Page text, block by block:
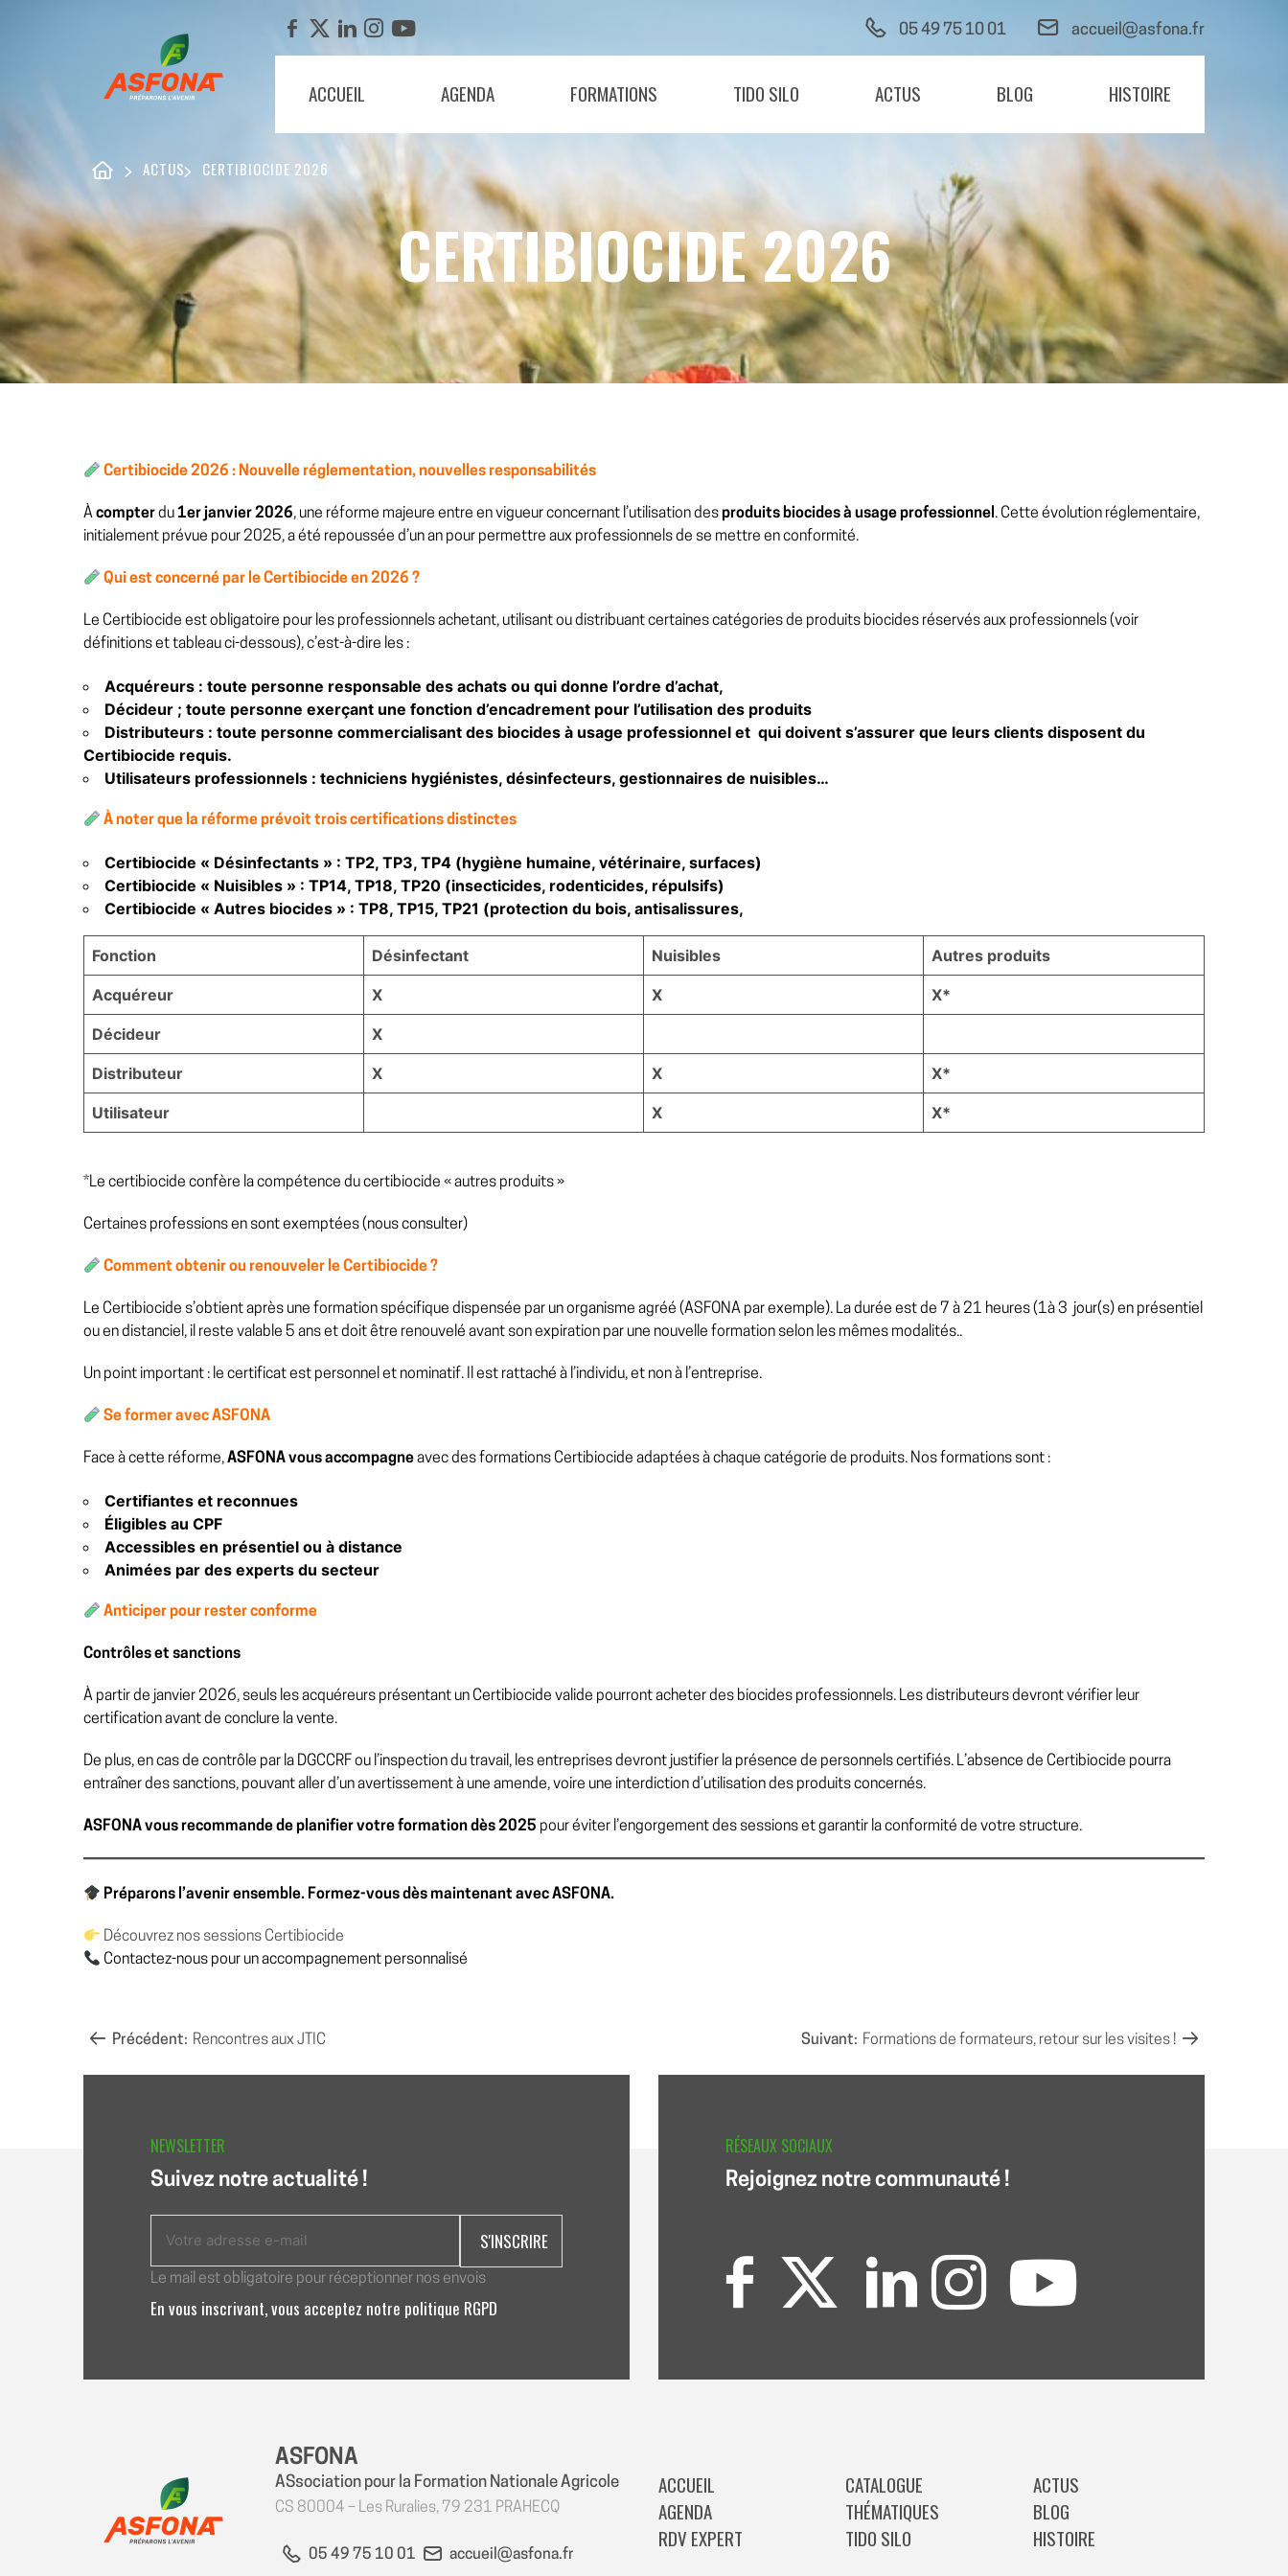
05 49 75 10 01 accueil@asfona.fr
ACCUEIL AGENDA FORMATIONS TIDO SILO ACTUS BLOG HISTOIRE
ACTUS CERTIBIOCIDE 2026
CERTIBIOCIDE 2026
Certibiocide 2026 : Nouvelle réglementation, nouvelles responsabilités
Àcompterdu1er janvier 2026, une réforme majeure entre en vigueur concernant l’utilisation desproduits biocides à usage professionnel . Cette évolution réglementaire,
initialement prévue pour 2025, a été repoussée d’un an pour permettre aux professionnels de se mettre en conformité.
Qui est concerné par le Certibiocide en 2026 ?
Le Certibiocide est obligatoire pour les professionnels achetant, utilisant ou distribuant certaines catégories de produits biocides réservés aux professionnels (voir
définitions et tableau ci-dessous), c’est-à-dire les :
Acquéreurs : toute personne responsable des achats ou qui donne l’ordre d’achat,
Décideur ; toute personne exerçant une fonction d’encadrement pour l’utilisation des produits
Distributeurs : toute personne commercialisant des biocides à usage professionnel et qui doivent s’assurer que leurs clients disposent du
Certibiocide requis.
Utilisateurs professionnels : techniciens hygiénistes, désinfecteurs, gestionnaires de nuisibles…
À noter que la réforme prévoit trois certifications distinctes
Certibiocide « Désinfectants » : TP2, TP3, TP4 (hygiène humaine, vétérinaire, surfaces)
Certibiocide « Nuisibles » : TP14, TP18, TP20 (insecticides, rodenticides, répulsifs)
Certibiocide « Autres biocides » : TP8, TP15, TP21 (protection du bois, antisalissures,
Fonction Désinfectant Nuisibles Autres produits
Acquéreur X X X*
Décideur X
Distributeur X X X*
Utilisateur X X*
*Le certibiocide confère la compétence du certibiocide « autres produits »
Certaines professions en sont exemptées (nous consulter)
Comment obtenir ou renouveler le Certibiocide ?
Le Certibiocide s’obtient après une formation spécifique dispensée par un organisme agréé (ASFONA par exemple). La durée est de 7 à 21 heures (1à 3 jour(s) en présentiel
ou en distanciel, il reste valable 5 ans et doit être renouvelé avant son expiration par une nouvelle formation selon les mêmes modalités..
Un point important : le certificat est personnel et nominatif. Il est rattaché à l’individu, et non à l’entreprise.
Se former avec ASFONA
Face à cette réforme,ASFONA vous accompagneavec des formations Certibiocide adaptées à chaque catégorie de produits. Nos formations sont :
Certifiantes et reconnues
Éligibles au CPF
Accessibles en présentiel ou à distance
Animées par des experts du secteur
Anticiper pour rester conforme
Contrôles et sanctions
À partir de janvier 2026, seuls les acquéreurs présentant un Certibiocide valide pourront acheter des biocides professionnels. Les distributeurs devront vérifier leur
certification avant de conclure la vente.
De plus, en cas de contrôle par la DGCCRF ou l’inspection du travail, les entreprises devront justifier la présence de personnels certifiés. L’absence de Certibiocide pourra
entraîner des sanctions, pouvant aller d’un avertissement à une amende, voire une interdiction d’utilisation des produits concernés.
ASFONA vous recommande de planifier votre formation dès 2025 pour éviter l’engorgement des sessions et garantir la conformité de votre structure.
Préparons l’avenir ensemble. Formez-vous dès maintenant avec ASFONA.
Découvrez nos sessions Certibiocide
Contactez-nous pour un accompagnement personnalisé
NAVIGATION
L’ARTICLE
Précédent: Rencontres aux JTIC Suivant: Formations de formateurs, retour sur les visites !
NEWSLETTER
Suivez notre actualité !
Le mail est obligatoire pour réceptionner nos envois
En vous inscrivant, vous acceptez notre politique RGPD
RÉSEAUX SOCIAUX
Rejoignez notre communauté !
ASFONA
ASsociation pour la Formation Nationale Agricole
CS 80004 – Les Ruralies, 79 231 PRAHECQ
05 49 75 10 01 accueil@asfona.fr
ACCUEIL
AGENDA
RDV EXPERT
CATALOGUE
THÉMATIQUES
TIDO SILO
ACTUS
BLOG
HISTOIRE